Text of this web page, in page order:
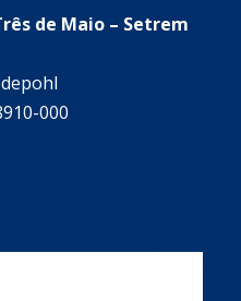
de Maio – Setrem
000